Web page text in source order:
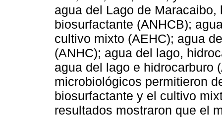
agua del Lago de
biosurfactante (ANHCB);
cultivo mixto (AEHC); agua
(ANHC); agua del lago,
agua del lago e hidrocarburo
microbiológicos permitieron
biosurfactante y el cultivo
resultados mostraron que el